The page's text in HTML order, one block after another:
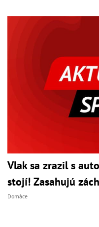
Vlak sa zrazil s
stojí! Zasahujú
Domáce